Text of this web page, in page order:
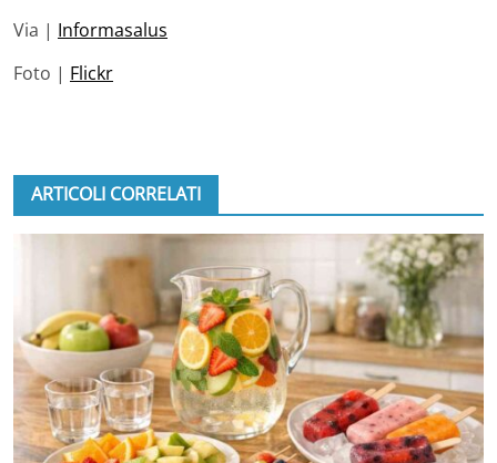
Via | Informasalus
Foto | Flickr
ARTICOLI CORRELATI